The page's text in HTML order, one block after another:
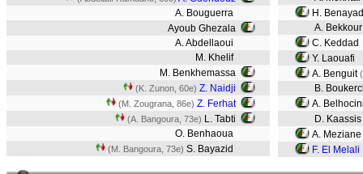
A. Bouguerra
Ayoub Ghezala
A. Abdellaoui
M. Khelif
M. Benkhemassa
(K. Zunon, 60e) Z. Naidji
(M. Zougrana, 86e) Z. Ferhat
(A. Bangoura, 73e) L. Tabti
O. Benhaoua
(M. Bangoura, 73e) S. Bayazid
H.
A. Bekkour
C. Keddad
Y. Laouafi
A. Benguit(
B.
A.
D. Kaassis
A. Meziane
F. El Melali